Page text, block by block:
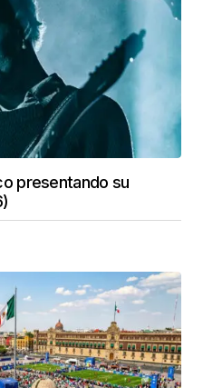
presentando su